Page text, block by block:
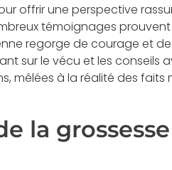
offrir une perspective
témoignages
regorge de courage et
sur le vécu et les conseils
mêlées à la réalité des
la